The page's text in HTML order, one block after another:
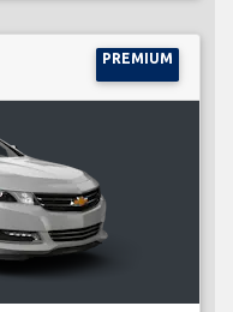
PREMIUM